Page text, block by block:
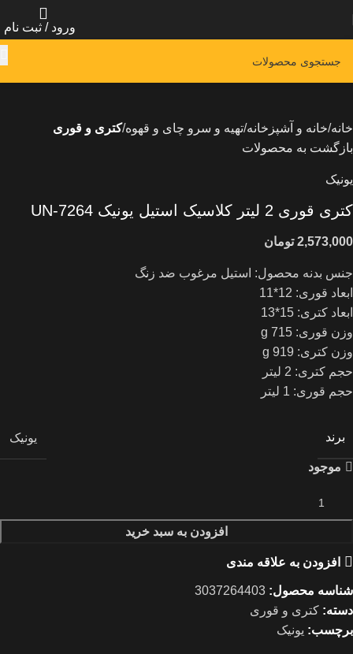
ورود / ثبت نام
خانه خانه و آشپزخانه تهیه و سرو چای و قهوه کتری و قوری
بازگشت به محصولات
یونیک
کتری قوری 2 لیتر کلاسیک استیل یونیک UN-7264
تومان
جنس بدنه محصول: استیل مرغوب ضد زنگ
ابعاد قوری: 12*11
ابعاد کتری: 15*13
وزن قوری: 715 g
وزن کتری: 919 g
حجم کتری: 2 لیتر
حجم قوری: 1 لیتر
برند یونیک
موجود
افزودن به سبد خرید
افزودن به علاقه مندی
شناسه محصول: 3037264403
دسته: کتری و قوری
برچسب: یونیک